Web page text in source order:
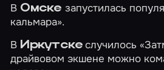
В Омске запустилась
кальмара».
В Иркутскеслучилось
драйвовом экшене можно